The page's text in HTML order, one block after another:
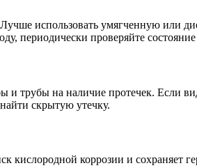
использовать умягченную или
периодически проверяйте
и трубы на наличие протечек. Если
скрытую утечку.
кислородной коррозии и сохраняет